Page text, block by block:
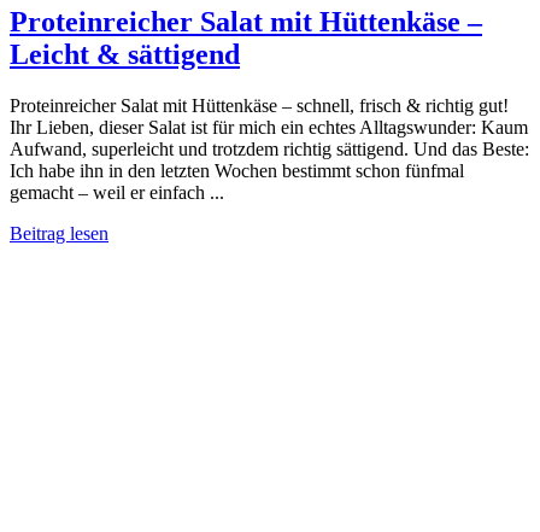
Proteinreicher Salat mit Hüttenkäse –
Leicht & sättigend
Proteinreicher Salat mit Hüttenkäse – schnell, frisch & richtig gut!
Ihr Lieben, dieser Salat ist für mich ein echtes Alltagswunder: Kaum
Aufwand, superleicht und trotzdem richtig sättigend. Und das Beste:
Ich habe ihn in den letzten Wochen bestimmt schon fünfmal
gemacht – weil er einfach ...
Beitrag lesen